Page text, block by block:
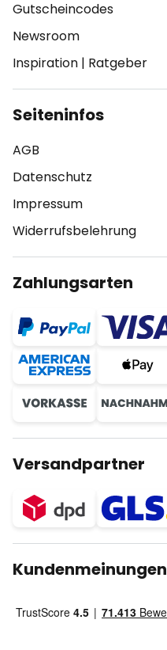
Gutscheincodes
Newsroom
Inspiration | Ratgeber
Seiteninfos
AGB
Datenschutz
Impressum
Widerrufsbelehrung
Zahlungsarten
Versandpartner
Kundenmeinungen